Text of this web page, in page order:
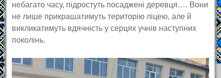
небагато часу, підростуть посаджені деревця…. Вони
не лише прикрашатимуть територію ліцею, але й
викликатимуть вдячність у серцях учнів наступних
поколінь.